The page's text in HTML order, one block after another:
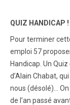
QUIZ HANDICAP
Pour terminer
emploi 57
Handicap. Un
d’Alain Chabat,
nous (désolé)…
de l’an passé